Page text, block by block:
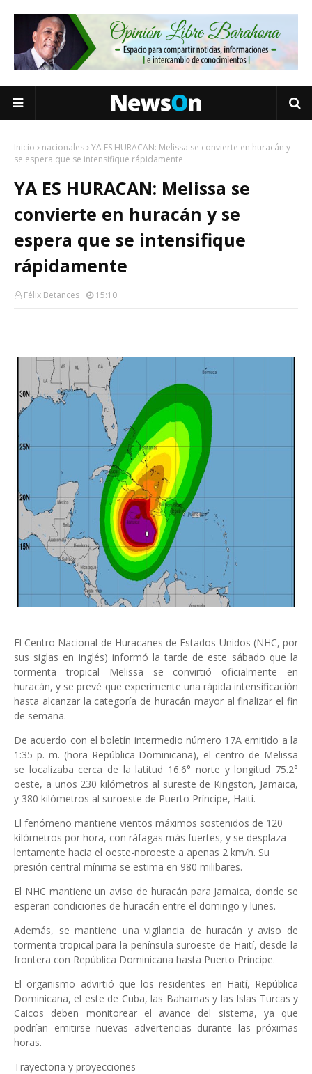
Inicio nacionales YA ES HURACAN: Melissa se convierte en huracán y
se espera que se intensifique rápidamente
YA ES HURACAN: Melissa se
convierte en huracán y se
espera que se intensifique
rápidamente
Félix Betances 15:10
El Centro Nacional de Huracanes de Estados Unidos (NHC, por
sus siglas en inglés) informó la tarde de este sábado que la
tormenta tropical Melissa se convirtió oficialmente en
huracán, y se prevé que experimente una rápida intensificación
hasta alcanzar la categoría de huracán mayor al finalizar el fin
de semana.
De acuerdo con el boletín intermedio número 17A emitido a la
1:35 p. m. (hora República Dominicana), el centro de Melissa
se localizaba cerca de la latitud 16.6° norte y longitud 75.2°
oeste, a unos 230 kilómetros al sureste de Kingston, Jamaica,
y 380 kilómetros al suroeste de Puerto Príncipe, Haití.
El fenómeno mantiene vientos máximos sostenidos de 120
kilómetros por hora, con ráfagas más fuertes, y se desplaza
lentamente hacia el oeste-noroeste a apenas 2 km/h. Su
presión central mínima se estima en 980 milibares.
El NHC mantiene un aviso de huracán para Jamaica, donde se
esperan condiciones de huracán entre el domingo y lunes.
Además, se mantiene una vigilancia de huracán y aviso de
tormenta tropical para la península suroeste de Haití, desde la
frontera con República Dominicana hasta Puerto Príncipe.
El organismo advirtió que los residentes en Haití, República
Dominicana, el este de Cuba, las Bahamas y las Islas Turcas y
Caicos deben monitorear el avance del sistema, ya que
podrían emitirse nuevas advertencias durante las próximas
horas.
Trayectoria y proyecciones